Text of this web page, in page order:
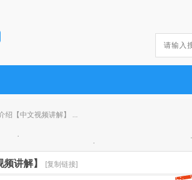
绍【中文视频讲解】 ...
讲解】 [复制链接]